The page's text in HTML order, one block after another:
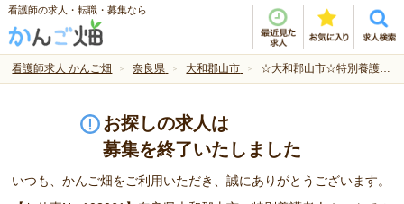
看護師の求人・転職・募集なら
看護師求人 かんご畑 奈良県 大和郡山市 ☆大和郡山市☆特別養護老人ホームでのお仕事です！
お探しの求人は
募集を終了いたしました
いつも、かんご畑をご利用いただき、誠にありがとうございます。